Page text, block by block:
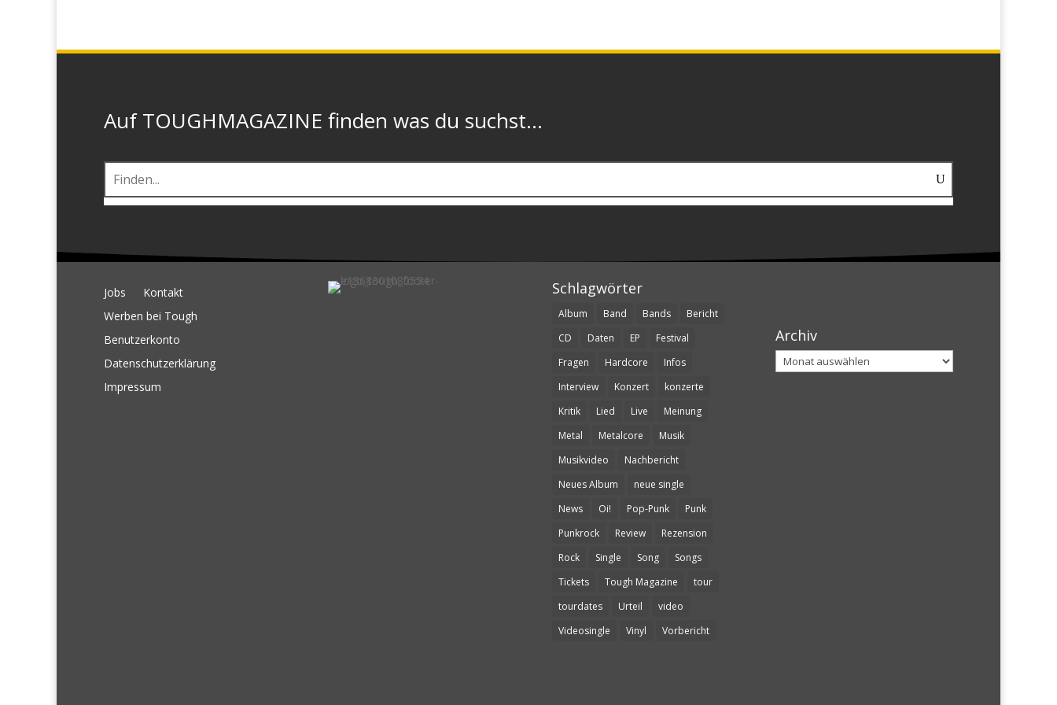
Auf TOUGHMAGAZINE finden was du suchst...
Jobs
Kontakt
Werben bei Tough
Benutzerkonto
Datenschutzerklärung
Impressum
Schlagwörter
Album Band Bands
Bericht
CD
Daten EP
Festival
Fragen
Hardcore
Infos
Interview
Konzert
konzerte
Kritik
Lied Live
Meinung
Metal
Metalcore
Musik
Musikvideo
Nachbericht
Neues Album
neue single
News
Oi! Pop-Punk
Punk
Punkrock
Review
Rezension
Rock
Single Song
Songs
Tickets
Tough Magazine
tour
tourdates
Urteil
video
Videosingle
Vinyl Vorbericht
Archiv
Archiv